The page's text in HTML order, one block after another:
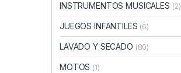
INSTRUMENTOS MUSICALES (2)
JUEGOS INFANTILES (6)
LAVADO Y SECADO (80)
MOTOS (1)